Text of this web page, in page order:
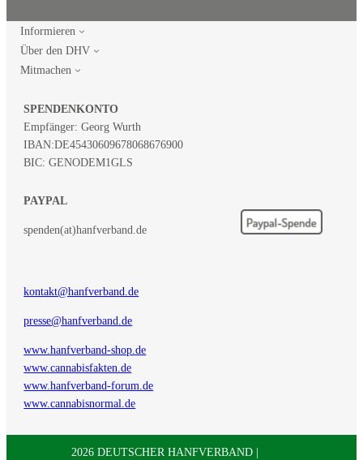
Informieren
Über den DHV
Mitmachen
SPENDENKONTO
Empfänger: Georg Wurth
IBAN:DE45430609678068676900
BIC: GENODEM1GLS
PAYPAL
spenden(at)hanfverband.de
kontakt@hanfverband.de
presse@hanfverband.de
www.hanfverband-shop.de
www.cannabisfakten.de
www.hanfverband-forum.de
www.cannabisnormal.de
2026 DEUTSCHER HANFVERBAND |